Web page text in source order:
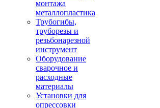
монтажа
металлопластика
Трубогибы,
труборезы и
резьбонарезной
инструмент
Оборудование
сварочное и
расходные
материалы
Установки для
опрессовки